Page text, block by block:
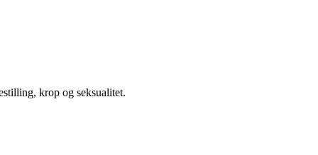
krop og seksualitet.